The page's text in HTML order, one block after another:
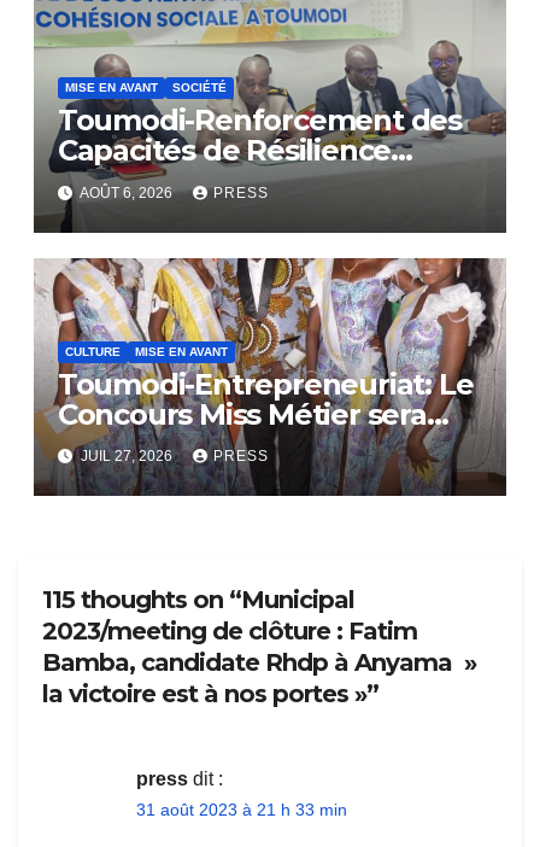
MISE EN AVANT SOCIÉTÉ
Toumodi-Renforcement des
Capacités de Résilience
Communautaire
AOÛT 6, 2026 PRESS
CULTURE MISE EN AVANT
Toumodi-Entrepreneuriat: Le
Concours Miss Métier sera
bientôt lance.
JUIL 27, 2026 PRESS
115 thoughts on “Municipal
2023/meeting de clôture : Fatim
Bamba, candidate Rhdp à Anyama »
la victoire est à nos portes »”
press dit :
31 août 2023 à 21 h 33 min